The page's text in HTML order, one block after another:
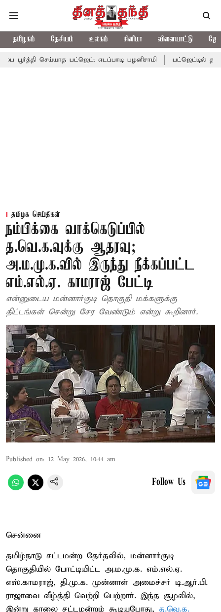
தமிழகம் தேசியம் உலகம் சினிமா விளையாட்டு
பட்ஜெட்; எடப்பாடி பழனிசாமி பட்ஜெட்டில் தவெக அரசின்
தமிழக செய்திகள்
நம்பிக்கை வாக்கெடுப்பில்
த.வெ.க.வுக்கு ஆதரவு;
அ.ம.மு.க.வில் இருந்து நீக்கப்பட்ட
எம்.எல்.ஏ. காமராஜ் பேட்டி
என்னுடைய மன்னார்குடி தொகுதி மக்களுக்கு
திட்டங்கள் சென்று சேர வேண்டும் என்று கூறினார்.
Published on: 12 May 2026, 10:44 am
Follow Us
சென்னை
தமிழ்நாடு சட்டமன்ற தேர்தலில், மன்னார்குடி
தொகுதியில் போட்டியிட்ட அ.ம.மு.க. எம்.எல்.ஏ.
எஸ்.காமராஜ், தி.மு.க. முன்னாள் அமைச்சர் டி.ஆர்.பி.
ராஜாவை வீழ்த்தி வெற்றி பெற்றார். இந்த சூழலில்,
இன்று காலை சட்டமன்றம் கூடியபோது, த.வெ.க.